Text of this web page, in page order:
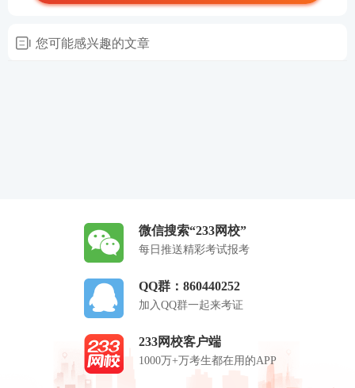
您可能感兴趣的文章
微信搜索“233网校”
每日推送精彩考试报考
QQ群：860440252
加入QQ群一起来考证
233网校客户端
1000万+万考生都在用的APP